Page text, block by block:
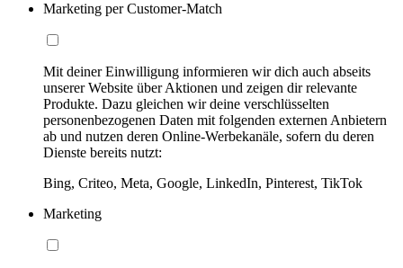
Marketing per Customer-Match
Mit deiner Einwilligung informieren wir dich auch abseits
unserer Website über Aktionen und zeigen dir relevante
Produkte. Dazu gleichen wir deine verschlüsselten
personenbezogenen Daten mit folgenden externen Anbietern
ab und nutzen deren Online-Werbekanäle, sofern du deren
Dienste bereits nutzt:
Bing, Criteo, Meta, Google, LinkedIn, Pinterest, TikTok
Marketing